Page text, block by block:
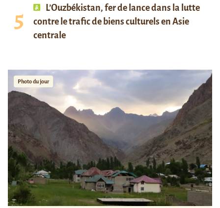
L’Ouzbékistan, fer de lance dans la lutte
contre le trafic de biens culturels en Asie
centrale
Photo du jour